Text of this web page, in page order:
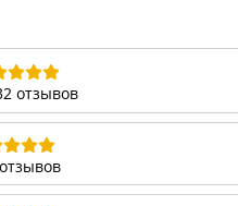
отзывов